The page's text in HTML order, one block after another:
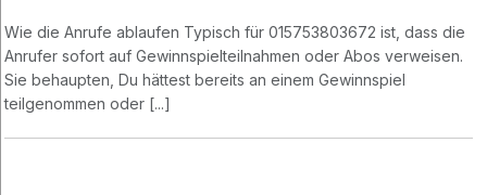
Wie die Anrufe ablaufen Typisch für 015753803672 ist, dass die
Anrufer sofort auf Gewinnspielteilnahmen oder Abos verweisen.
Sie behaupten, Du hättest bereits an einem Gewinnspiel
teilgenommen oder [...]